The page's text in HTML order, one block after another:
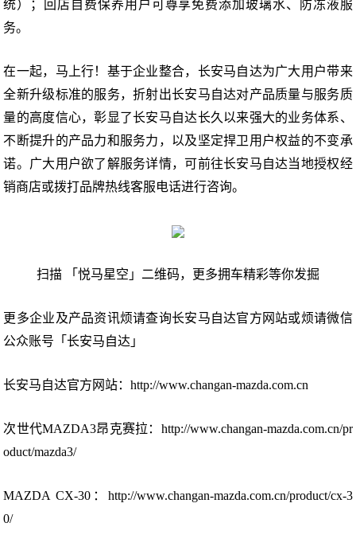
统）；回店自费保养用户可尊享免费添加玻璃水、防冻液服
务。
在一起，马上行！基于企业整合，长安马自达为广大用户带来
全新升级标准的服务，折射出长安马自达对产品质量与服务质
量的高度信心，彰显了长安马自达长久以来强大的业务体系、
不断提升的产品力和服务力，以及坚定捍卫用户权益的不变承
诺。广大用户欲了解服务详情，可前往长安马自达当地授权经
销商店或拨打品牌热线客服电话进行咨询。
扫描 「悦马星空」二维码，更多拥车精彩等你发掘
更多企业及产品资讯烦请查询长安马自达官方网站或烦请微信
公众账号「长安马自达」
长安马自达官方网站：http://www.changan-mazda.com.cn
次世代MAZDA3昂克赛拉：http://www.changan-mazda.com.cn/pr
oduct/mazda3/
MAZDA CX-30：http://www.changan-mazda.com.cn/product/cx-3
0/